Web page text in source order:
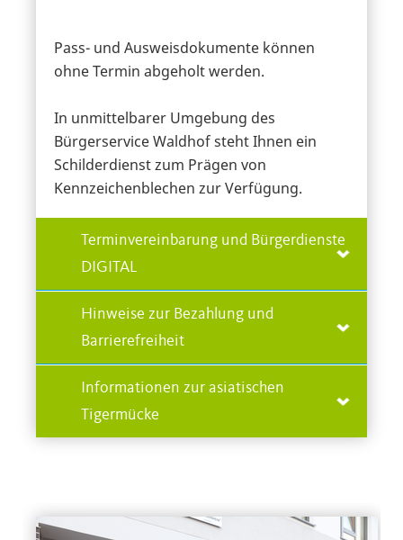
Pass- und Ausweisdokumente können
ohne Termin abgeholt werden.
In unmittelbarer Umgebung des
Bürgerservice Waldhof steht Ihnen ein
Schilderdienst zum Prägen von
Kennzeichenblechen zur Verfügung.
Terminvereinbarung und Bürgerdienste
DIGITAL
Hinweise zur Bezahlung und
Barrierefreiheit
Informationen zur asiatischen
Tigermücke